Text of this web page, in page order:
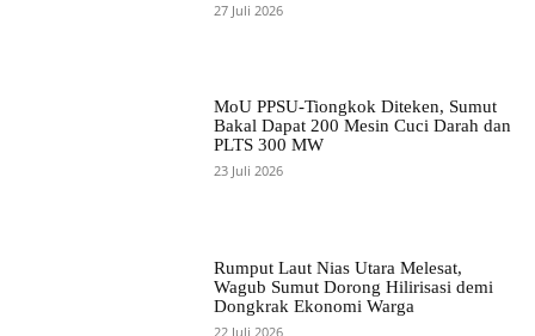
27 Juli 2026
MoU PPSU-Tiongkok Diteken, Sumut
Bakal Dapat 200 Mesin Cuci Darah dan
PLTS 300 MW
23 Juli 2026
Rumput Laut Nias Utara Melesat,
Wagub Sumut Dorong Hilirisasi demi
Dongkrak Ekonomi Warga
22 Juli 2026